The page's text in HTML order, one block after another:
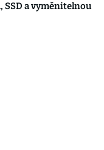
SSD a vyměnitelnou